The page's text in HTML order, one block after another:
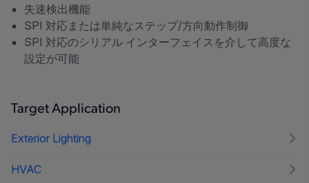
失速検出機能
SPI 対応または単純なステップ/方向動作制御
SPI 対応のシリアル インターフェイスを介して高度な
設定が可能
Target Application
Exterior Lighting
HVAC